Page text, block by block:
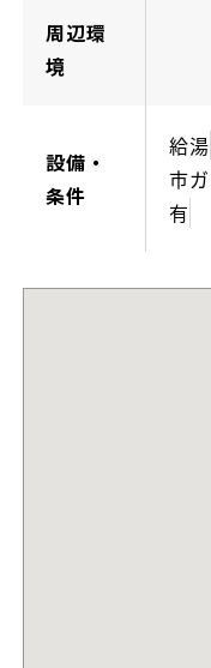
周辺環
境
設備・
条件
給湯
市
有